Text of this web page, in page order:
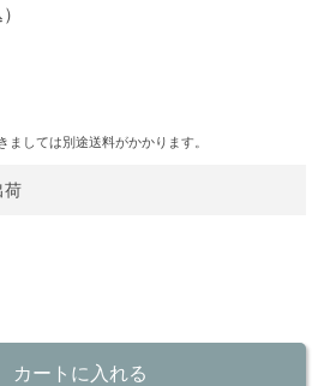
しては別途送料がかかります。
荷
カートに入れる